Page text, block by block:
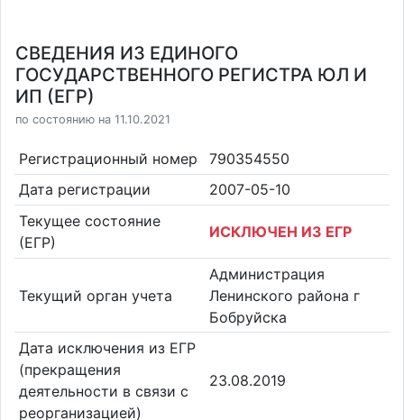
СВЕДЕНИЯ ИЗ ЕДИНОГО
ГОСУДАРСТВЕННОГО РЕГИСТРА ЮЛ И
ИП (ЕГР)
по состоянию на 11.10.2021
Регистрационный номер
790354550
Дата регистрации
2007-05-10
Текущее состояние
(ЕГР)
ИСКЛЮЧЕН ИЗ ЕГР
Текущий орган учета
Администрация
Ленинского района г
Бобруйска
Дата исключения из ЕГР
(прекращения
деятельности в связи с
реорганизацией)
23.08.2019